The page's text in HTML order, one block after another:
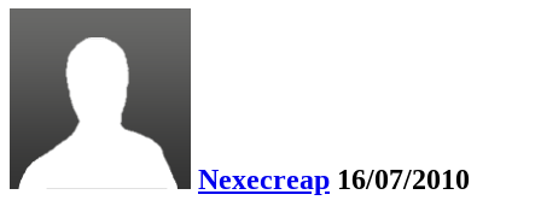
Nexecreap 16/07/2010